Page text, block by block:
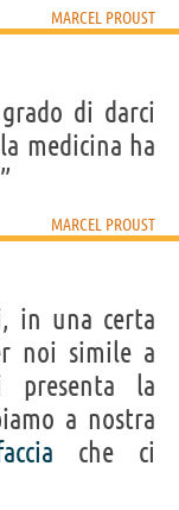
MARCEL PROUST
di darci
medicina ha
MARCEL PROUST
in una certa
noi simile a
presenta la
a nostra
che ci